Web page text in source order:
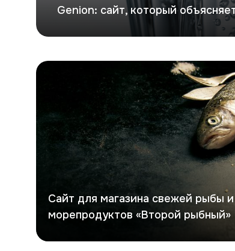
Genion: сайт, который
Второй рыбный
Сайт для магазина свежей рыбы и
морепродуктов «Второй рыбный»